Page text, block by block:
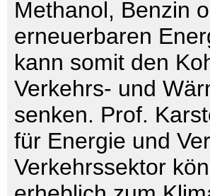
Methanol, Benzin
erneuerbaren
kann somit den
Verkehrs- und
senken. Prof.
für Energie und
Verkehrssektor